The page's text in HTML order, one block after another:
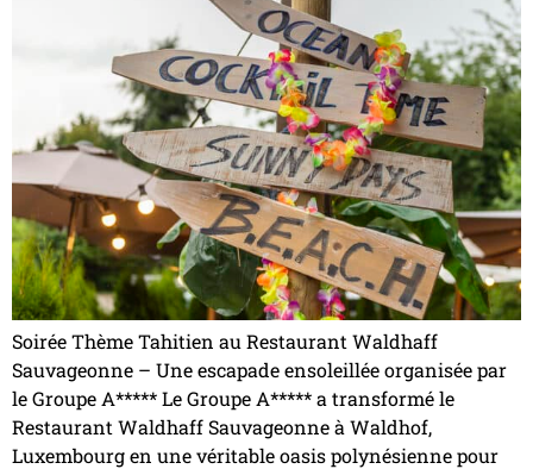
Soirée Thème Tahitien au Restaurant Waldhaff
Sauvageonne – Une escapade ensoleillée organisée par
le Groupe A***** Le Groupe A***** a transformé le
Restaurant Waldhaff Sauvageonne à Waldhof,
Luxembourg en une véritable oasis polynésienne pour